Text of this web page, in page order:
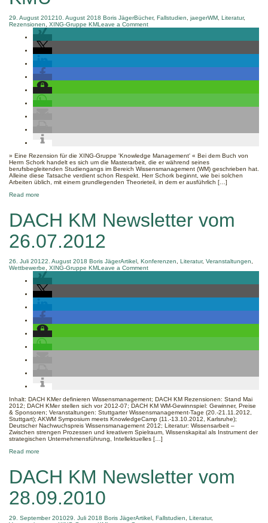
29. August 201210. August 2018 Boris JägerBücher, Fallstudien jaegerWM Literatur,
Rezensionen
XING-Gruppe KMLeave a Commenton
» Eine Rezension für die XING-Gruppe 'Knowledge Management' « Bei dem Buch von
Herrn Schork handelt es sich um die Masterarbeit, die er während seines
berufsbegleitenden Studiengangs im Bereich Wissensmanagement (WM) geschrieben hat.
Alleine diese Tatsache verdient schon Respekt. Herr Schork beginnt, wie bei solchen
Arbeiten üblich, mit einem grundlegenden Theorieteil, in dem er ausführlich […]
Read more
'Schork:
Integriertes
Wissensmanagement
in
KMU'
DACH KM Newsletter vom
26.07.2012
26. Juli 20122. August 2018 Boris JägerArtikel Konferenzen Literatur, Veranstaltungen
Wettbewerbe
XING-Gruppe KMLeave a Commenton
Inhalt: DACH KMer definieren Wissensmanagement; DACH KM Rezensionen: Stand Mai
2012; DACH KMer stellen sich vor 2012-07; DACH KM WM-Gewinnspiel: Gewinner, Preise
& Sponsoren; Veranstaltungen: Stuttgarter Wissensmanagement-Tage (20.-21.11.2012,
Stuttgart); AKWM Symposium meets KnowledgeCamp (11.-13.10.2012, Karlsruhe);
Deutscher Nachwuchspreis Wissensmanagement 2012; Literatur: Wissensarbeit –
Zwischen strengen Prozessen und kreativem Spielraum, Wissenskapital als Instrument der
strategischen Unternehmensführung, Intellektuelles […]
Read more
Newsletter
26.07.2012
DACH KM Newsletter vom
28.09.2010
29. September 201029. Juli 2018 Boris JägerArtikel Fallstudien Literatur,